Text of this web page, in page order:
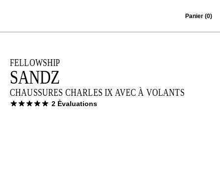
Panier (0)
FELLOWSHIP
SANDZ
CHAUSSURES CHARLES IX AVEC À VOLANTS
2 Èvaluations